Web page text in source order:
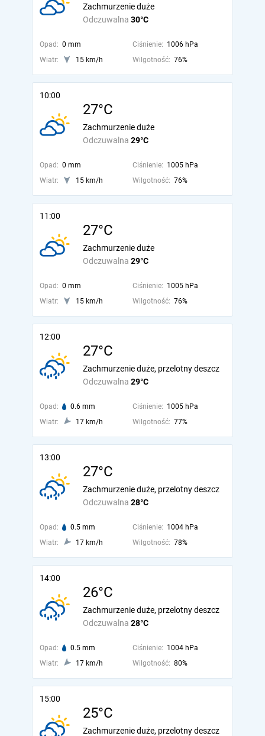
Odczuwalna 30°C
Zachmurzenie duże
Opad: 0 mm Ciśnienie: 1006 hPa
Wiatr:
15 km/h Wilgotność: 76%
10:00
27°C
Odczuwalna 29°C
Zachmurzenie duże
Opad: 0 mm Ciśnienie: 1005 hPa
Wiatr:
15 km/h Wilgotność: 76%
11:00
27°C
Odczuwalna 29°C
Zachmurzenie duże
Opad: 0 mm Ciśnienie: 1005 hPa
Wiatr:
15 km/h Wilgotność: 76%
12:00
27°C
Odczuwalna 29°C
Zachmurzenie duże, przelotny deszcz
Opad: 0.6 mm Ciśnienie: 1005 hPa
Wiatr:
17 km/h Wilgotność: 77%
13:00
27°C
Odczuwalna 28°C
Zachmurzenie duże, przelotny deszcz
Opad: 0.5 mm Ciśnienie: 1004 hPa
Wiatr:
17 km/h Wilgotność: 78%
14:00
26°C
Odczuwalna 28°C
Zachmurzenie duże, przelotny deszcz
Opad: 0.5 mm Ciśnienie: 1004 hPa
Wiatr:
17 km/h Wilgotność: 80%
15:00
25°C
Zachmurzenie duże, przelotny deszcz